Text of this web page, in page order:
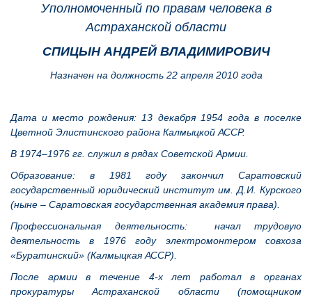
Уполномоченный по правам человека в
Астраханской области
СПИЦЫН АНДРЕЙ ВЛАДИМИРОВИЧ
Назначен на должность 22 апреля 2010 года
Дата и место рождения: 13 декабря 1954 года в поселке
Цветной Элистинского района Калмыцкой АССР.
В 1974–1976 гг. служил в рядах Советской Армии.
Образование: в 1981 году закончил Саратовский
государственный юридический институт им. Д.И. Курского
(ныне – Саратовская государственная академия права).
Профессиональная деятельность: начал трудовую
деятельность в 1976 году электромонтером совхоза
«Буратинский» (Калмыцкая АССР).
После армии в течение 4-х лет работал в органах
прокуратуры Астраханской области (помощником